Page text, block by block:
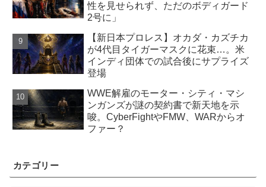
性を見せられず、ただのボディガード
2号に」
【新日本プロレス】オカダ・カズチカ
が4代目タイガーマスクに花束…。米
インディ団体での試合後にサプライズ
登場
WWE解雇のモーター・シティ・マシ
ンガンズが謎の契約書で新天地を示
唆。CyberFightやFMW、WARからオ
ファー？
カテゴリー